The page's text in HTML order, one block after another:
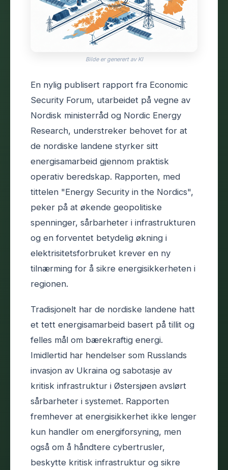
Bilde er generert av KI
En nylig publisert rapport fra Economic
Security Forum, utarbeidet på vegne av
Nordisk ministerråd og Nordic Energy
Research, understreker behovet for at
de nordiske landene styrker sitt
energisamarbeid gjennom praktisk
operativ beredskap. Rapporten, med
tittelen "Energy Security in the Nordics",
peker på at økende geopolitiske
spenninger, sårbarheter i infrastrukturen
og en forventet betydelig økning i
elektrisitetsforbruket krever en ny
tilnærming for å sikre energisikkerheten i
regionen.
Tradisjonelt har de nordiske landene hatt
et tett energisamarbeid basert på tillit og
felles mål om bærekraftig energi.
Imidlertid har hendelser som Russlands
invasjon av Ukraina og sabotasje av
kritisk infrastruktur i Østersjøen avslørt
sårbarheter i systemet. Rapporten
fremhever at energisikkerhet ikke lenger
kun handler om energiforsyning, men
også om å håndtere cybertrusler,
beskytte kritisk infrastruktur og sikre